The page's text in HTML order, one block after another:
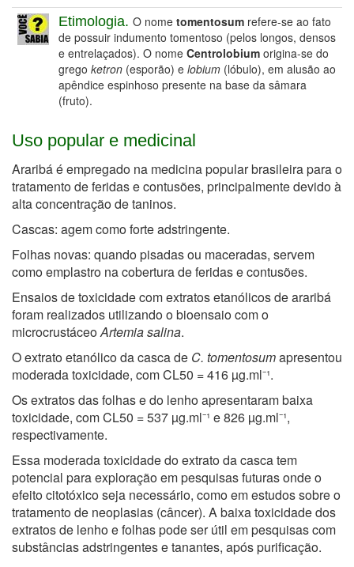
Etimologia. O nome tomentosum refere-se ao fato
de possuir indumento tomentoso (pelos longos, densos
e entrelaçados). O nome Centrolobium origina-se do
grego ketron (esporão) e lobium (lóbulo), em alusão ao
apêndice espinhoso presente na base da sâmara
(fruto).
Uso popular e medicinal
Araribá é empregado na medicina popular brasileira para o
tratamento de feridas e contusões, principalmente devido à
alta concentração de taninos.
Cascas: agem como forte adstringente.
Folhas novas: quando pisadas ou maceradas, servem
como emplastro na cobertura de feridas e contusões.
Ensaios de toxicidade com extratos etanólicos de araribá
foram realizados utilizando o bioensaio com o
microcrustáceoArtemia salina.
O extrato etanólico da casca de C. tomentosumapresentou
moderada toxicidade, com CL50 = 416 µg.ml⁻¹.
Os extratos das folhas e do lenho apresentaram baixa
toxicidade, com CL50 = 537 µg.ml⁻¹ e 826 µg.ml⁻¹,
respectivamente.
Essa moderada toxicidade do extrato da casca tem
potencial para exploração em pesquisas futuras onde o
efeito citotóxico seja necessário, como em estudos sobre o
tratamento de neoplasias (câncer). A baixa toxicidade dos
extratos de lenho e folhas pode ser útil em pesquisas com
substâncias adstringentes e tanantes, após purificação.